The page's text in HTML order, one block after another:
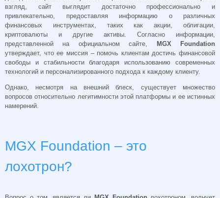
взгляд, сайт выглядит достаточно профессионально и
привлекательно, предоставляя информацию о различных
финансовых инструментах, таких как акции, облигации,
криптовалюты и другие активы. Согласно информации,
представленной на официальном сайте,
MGX Foundation
утверждает, что ее миссия – помочь клиентам достичь финансовой
свободы и стабильности благодаря использованию современных
технологий и персонализированного подхода к каждому клиенту.
Однако, несмотря на внешний блеск, существует множество
вопросов относительно легитимности этой платформы и ее истинных
намерений.
MGX Foundation – это
лохотрон?